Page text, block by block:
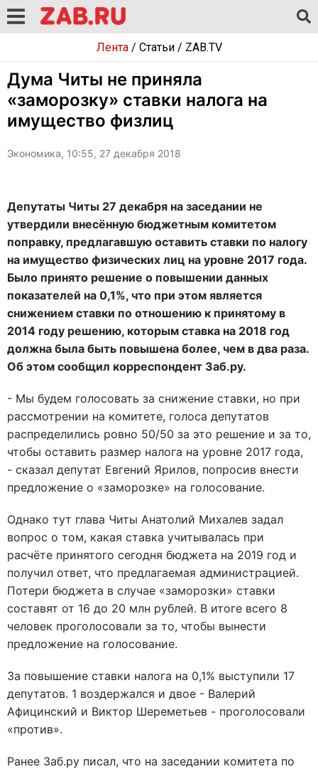
Лента/ Статьи/ ZAB.TV
Дума Читы не приняла
«заморозку» ставки налога на
имущество физлиц
Экономика, 10:55, 27 декабря 2018
Депутаты Читы 27 декабря на заседании не
утвердили внесённую бюджетным комитетом
поправку, предлагавшую оставить ставки по налогу
на имущество физических лиц на уровне 2017 года.
Было принято решение о повышении данных
показателей на 0,1%, что при этом является
снижением ставки по отношению к принятому в
2014 году решению, которым ставка на 2018 год
должна была быть повышена более, чем в два раза.
Об этом сообщил корреспондент Заб.ру.
- Мы будем голосовать за снижение ставки, но при
рассмотрении на комитете, голоса депутатов
распределились ровно 50/50 за это решение и за то,
чтобы оставить размер налога на уровне 2017 года,
- сказал депутат Евгений Ярилов, попросив внести
предложение о «заморозке» на голосование.
Однако тут глава Читы Анатолий Михалев задал
вопрос о том, какая ставка учитывалась при
расчёте принятого сегодня бюджета на 2019 год и
получил ответ, что предлагаемая администрацией.
Потери бюджета в случае «заморозки» ставки
составят от 16 до 20 млн рублей. В итоге всего 8
человек проголосовали за то, чтобы вынести
предложение на голосование.
За повышение ставки налога на 0,1% выступили 17
депутатов. 1 воздержался и двое - Валерий
Афицинский и Виктор Шереметьев - проголосовали
«против».
Ранее Заб.ру писал, что на заседании комитета по